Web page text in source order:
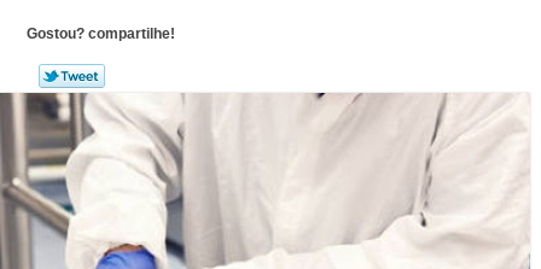
Gostou? compartilhe!